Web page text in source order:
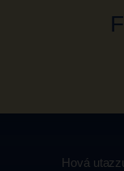
Hová